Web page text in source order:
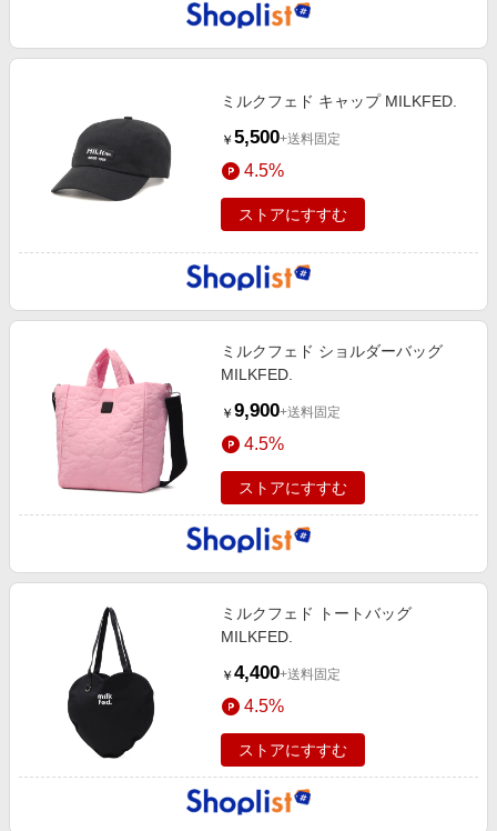
ミルクフェド キャップ MILKFED.
￥ 5,500+送料固定
4.5%
ストアにすすむ
ミルクフェド ショルダーバッグ
MILKFED.
￥ 9,900+送料固定
4.5%
ストアにすすむ
ミルクフェド トートバッグ
MILKFED.
￥ 4,400+送料固定
4.5%
ストアにすすむ